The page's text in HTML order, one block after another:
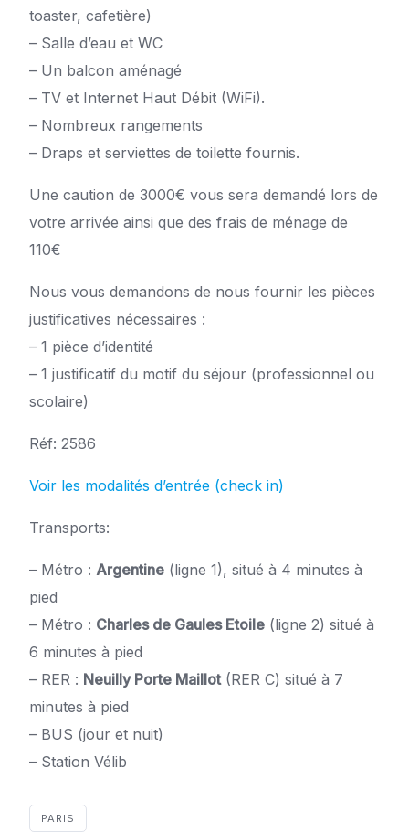
toaster, cafetière)
– Salle d’eau et WC
– Un balcon aménagé
– TV et Internet Haut Débit (WiFi).
– Nombreux rangements
– Draps et serviettes de toilette fournis.
Une caution de 3000€ vous sera demandé lors de
votre arrivée ainsi que des frais de ménage de
110€
Nous vous demandons de nous fournir les pièces
justificatives nécessaires :
– 1 pièce d’identité
– 1 justificatif du motif du séjour (professionnel ou
scolaire)
Réf: 2586
Voir les modalités d’entrée (check in)
Transports:
– Métro : Argentine (ligne 1), situé à 4 minutes à
pied
– Métro : Charles de Gaules Etoile (ligne 2) situé à
6 minutes à pied
– RER : Neuilly Porte Maillot(RER C) situé à 7
minutes à pied
– BUS (jour et nuit)
– Station Vélib
PARIS